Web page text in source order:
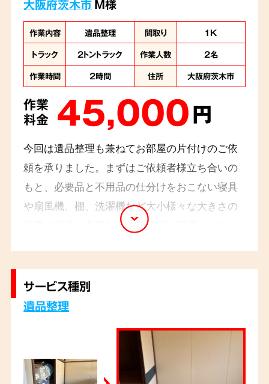
大阪府茨木市M様
作業内容 遺品整理 間取り
1K
トラック
2トントラック 作業人数
2名
作業時間
2時間 住所 大阪府茨木市
作業
料金 45,000円
今回は遺品整理も兼ねてお部屋の片付けのご依
頼を承りました。まずはご依頼者様立ち合いの
もと、必要品と不用品の仕分けをおこない寝具
や扇風機、棚、洗濯機など大小様々な大きさの
家具や家電、衣類などの不用品は回収させてい
サービス種別
遺品整理